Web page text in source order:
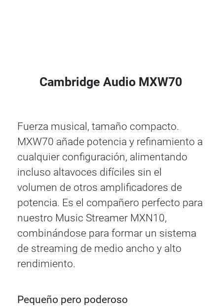
Cambridge Audio MXW70
Fuerza musical, tamaño compacto.
MXW70 añade potencia y refinamiento a
cualquier configuración, alimentando
incluso altavoces difíciles sin el
volumen de otros amplificadores de
potencia. Es el compañero perfecto para
nuestro Music Streamer MXN10,
combinándose para formar un sistema
de streaming de medio ancho y alto
rendimiento.
Pequeño pero poderoso